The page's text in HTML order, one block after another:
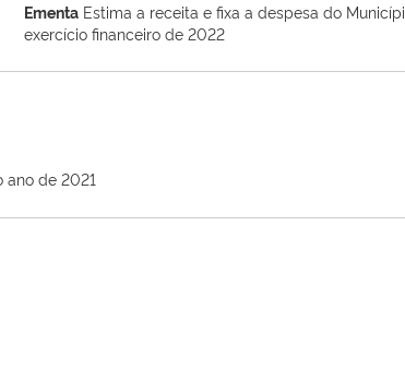
Ementa Estima a receita e fixa a despesa do
exercício financeiro de 2022
ano de 2021